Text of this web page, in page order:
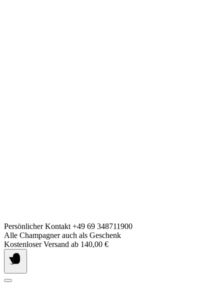
Skip
to
content
Persönlicher Kontakt +49 69 348711900
Alle Champagner auch als Geschenk
Kostenloser Versand ab 140,00 €